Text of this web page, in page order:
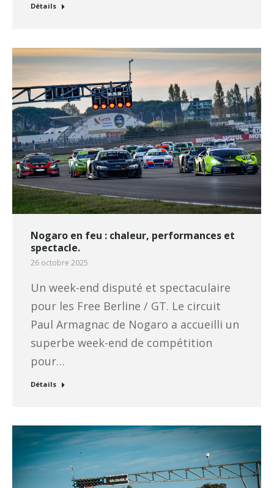
Détails
Nogaro en feu : chaleur, performances et
spectacle.
26 octobre 2025
Un week-end disputé et spectaculaire
pour les Free Berline / GT. Le circuit
Paul Armagnac de Nogaro a accueilli un
superbe week-end de compétition
pour…
Détails